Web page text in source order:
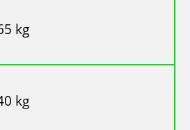
kg
kg